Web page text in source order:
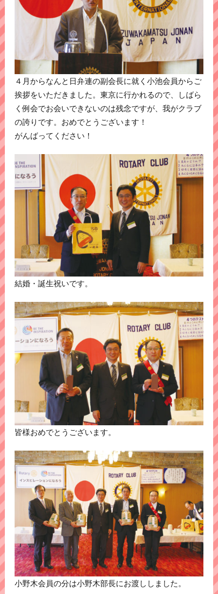
４月からなんと日弁連の副会長に就く小池会員からご
挨拶をいただきました。東京に行かれるので、しばら
く例会でお会いできないのは残念ですが、我がクラブ
の誇りです。おめでとうございます！
がんばってください！
結婚・誕生祝いです。
皆様おめでとうございます。
小野木会員の分は小野木部長にお渡ししました。